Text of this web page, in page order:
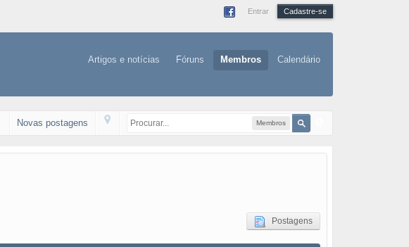
Entrar Cadastre-se
Artigos e notícias Fóruns Membros Calendário
Membros
Novas postagens
Postagens